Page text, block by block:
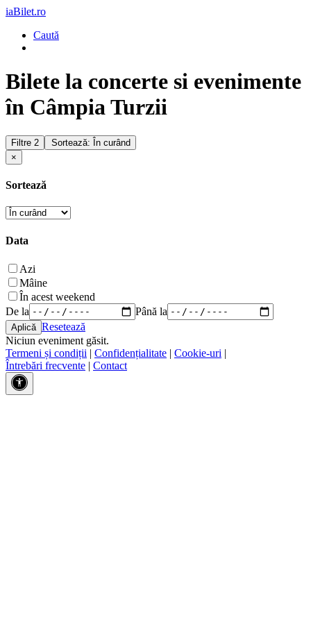
iaBilet.ro
Caută
Bilete la concerte si evenimente
în Câmpia Turzii
Filtre 2
Sortează: În curând
×
Sortează
Data
Azi
Mâine
În acest weekend
De la
Până la
Resetează
Niciun eveniment găsit.
Termeni și condiții | Confidențialitate | Cookie-uri |
Întrebări frecvente | Contact